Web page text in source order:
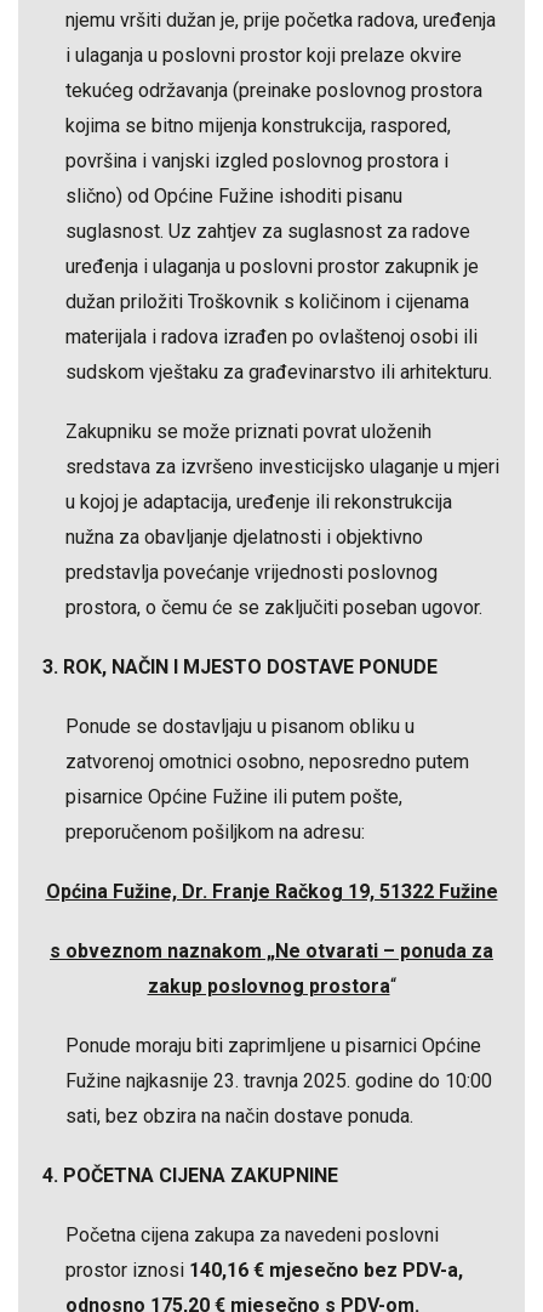
njemu vršiti dužan je, prije početka radova, uređenja
i ulaganja u poslovni prostor koji prelaze okvire
tekućeg održavanja (preinake poslovnog prostora
kojima se bitno mijenja konstrukcija, raspored,
površina i vanjski izgled poslovnog prostora i
slično) od Općine Fužine ishoditi pisanu
suglasnost. Uz zahtjev za suglasnost za radove
uređenja i ulaganja u poslovni prostor zakupnik je
dužan priložiti Troškovnik s količinom i cijenama
materijala i radova izrađen po ovlaštenoj osobi ili
sudskom vještaku za građevinarstvo ili arhitekturu.
Zakupniku se može priznati povrat uloženih
sredstava za izvršeno investicijsko ulaganje u mjeri
u kojoj je adaptacija, uređenje ili rekonstrukcija
nužna za obavljanje djelatnosti i objektivno
predstavlja povećanje vrijednosti poslovnog
prostora, o čemu će se zaključiti poseban ugovor.
3. ROK, NAČIN I MJESTO DOSTAVE PONUDE
Ponude se dostavljaju u pisanom obliku u
zatvorenoj omotnici osobno, neposredno putem
pisarnice Općine Fužine ili putem pošte,
preporučenom pošiljkom na adresu:
Općina Fužine, Dr. Franje Račkog 19, 51322 Fužine
s obveznom naznakom „Ne otvarati – ponuda za
zakup poslovnog prostora“
Ponude moraju biti zaprimljene u pisarnici Općine
Fužine najkasnije 23. travnja 2025. godine do 10:00
sati, bez obzira na način dostave ponuda.
4. POČETNA CIJENA ZAKUPNINE
Početna cijena zakupa za navedeni poslovni
prostor iznosi 140,16 € mjesečno bez PDV-a,
odnosno 175,20 € mjesečno s PDV-om.